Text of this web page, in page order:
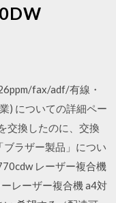
fax/adf/有線・
) についての詳細ペー
交換したのに、交換
ラザー製品」につい
レーザー複合機
レーザー複合機 a4対